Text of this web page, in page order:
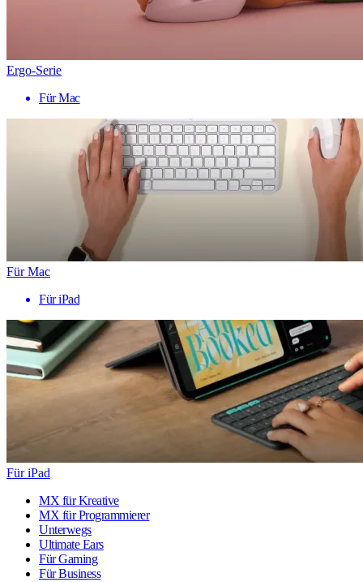
Ergo-Serie
Für Mac
Für Mac
Für iPad
Für iPad
MX für Kreative
MX für Programmierer
Unterwegs
Ultimate Ears
Für Gaming
Für Business